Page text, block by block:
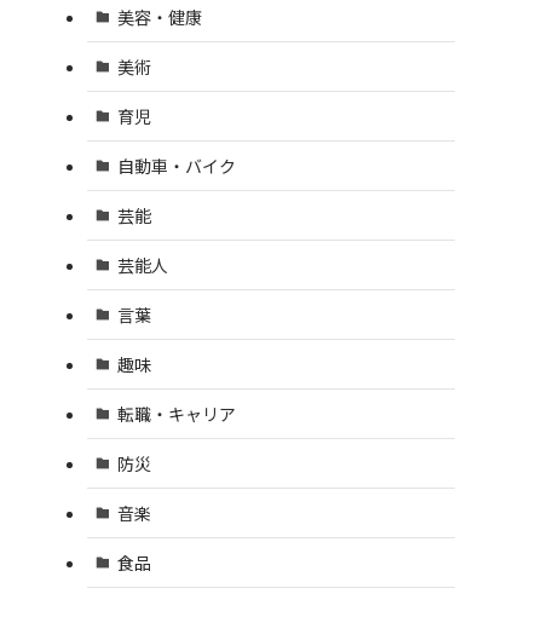
美容・健康
美術
育児
自動車・バイク
芸能
芸能人
言葉
趣味
転職・キャリア
防災
音楽
食品